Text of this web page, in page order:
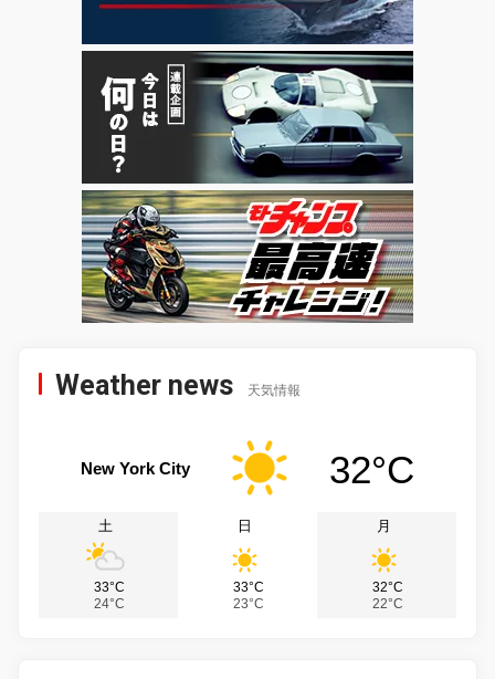
Weather news 天気情報
New York City 32°C
土
33°C
24°C
日
33°C
23°C
月
32°C
22°C